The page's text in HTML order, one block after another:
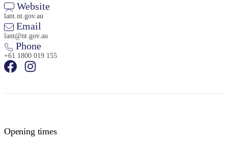
Website
lant.nt.gov.au
Email
lant@nt.gov.au
Phone
+61 1800 019 155
Opening times